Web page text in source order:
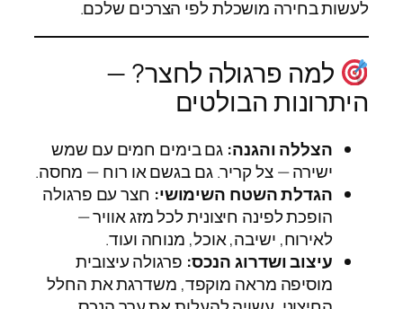
לעשות בחירה מושכלת לפי הצרכים שלכם.
למה פרגולה לחצר? —
היתרונות הבולטים
הצללה והגנה: גם בימים חמים עם שמש
ישירה — צל קריר. גם בגשם או רוח — מחסה.
הגדלת השטח השימושי: חצר עם פרגולה
הופכת לפינה חיצונית לכל מזג אוויר —
לאירוח, ישיבה, אוכל, מנוחה ועוד.
עיצוב ושדרוג הנכס: פרגולה עיצובית
מוסיפה מראה מוקפד, משדרגת את החלל